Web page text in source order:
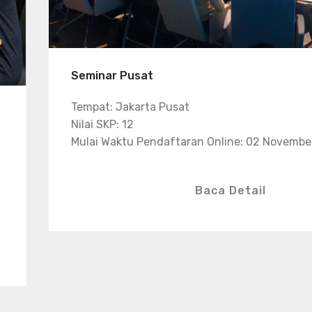
Seminar Pusat
Tempat: Jakarta Pusat
Nilai SKP: 12
Mulai Waktu Pendaftaran Online: 02
Baca Detail